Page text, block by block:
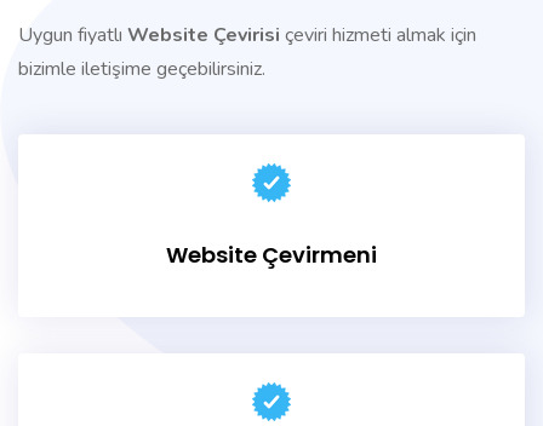
Uygun fiyatlı Website Çevirisi çeviri hizmeti almak için
bizimle iletişime geçebilirsiniz.
Website Çevirmeni